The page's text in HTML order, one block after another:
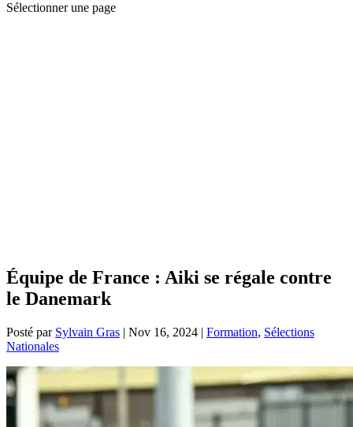
Sélectionner une page
Équipe de France : Aiki se régale contre
le Danemark
Posté par Sylvain Gras | Nov 16, 2024 | Formation, Sélections
Nationales